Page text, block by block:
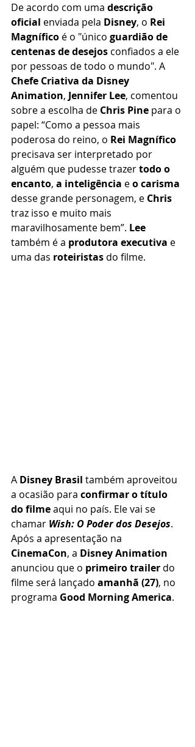
De acordo com uma descrição
oficial enviada pela Disney, o Rei
Magnífico é o "único guardião de
centenas de desejos confiados a ele
por pessoas de todo o mundo". A
Chefe Criativa da Disney
Animation, Jennifer Lee, comentou
sobre a escolha de Chris Pine para o
papel: “Como a pessoa mais
poderosa do reino, o Rei Magnífico
precisava ser interpretado por
alguém que pudesse trazer todo o
encanto, a inteligência e o carisma
desse grande personagem, e Chris
traz isso e muito mais
maravilhosamente bem”. Lee
também é a produtora executiva e
uma das roteiristas do filme.
A Disney Brasil também aproveitou
a ocasião para confirmar o título
do filme aqui no país. Ele vai se
chamar Wish: O Poder dos Desejos.
Após a apresentação na
CinemaCon, a Disney Animation
anunciou que o primeiro trailer do
filme será lançado amanhã (27), no
programa Good Morning America.